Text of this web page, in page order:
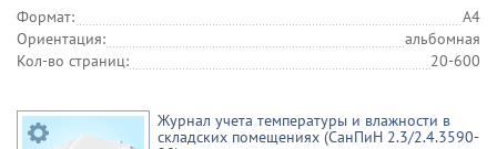
Формат:
А4
Ориентация:
альбомная
Кол-во страниц:
20-600
Журнал учета температуры и влажности в
складских помещениях (СанПиН 2.3/2.4.3590-